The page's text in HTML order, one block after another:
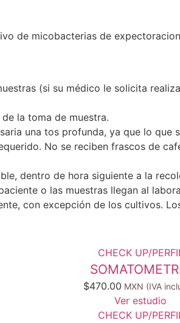
de micobacterias de
(si su médico le solicita
la toma de muestra.
una tos profunda, ya que lo
No se reciben frascos de
dentro de hora siguiente a la
o las muestras llegan al
con excepción de los cultivos.
CHECK UP/
$470.00
Ver estudio
CHECK UP/